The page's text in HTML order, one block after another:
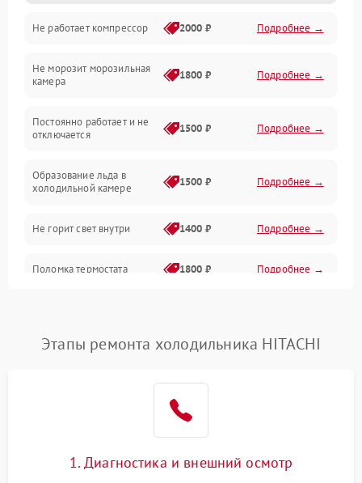
Электропитание
Дренаж
Не работает компрессор 2000 ₽ Подробнее →
Не морозит морозильная
камера
1800 ₽ Подробнее →
Постоянно работает и не
отключается
1500 ₽ Подробнее →
Образование льда в
холодильной камере
1500 ₽ Подробнее →
Не горит свет внутри 1400 ₽ Подробнее →
Поломка термостата 1800 ₽ Подробнее →
Поломка системы No Frost 2600 ₽ Подробнее →
Этапы ремонта холодильника HITACHI
1. Диагностика и внешний осмотр